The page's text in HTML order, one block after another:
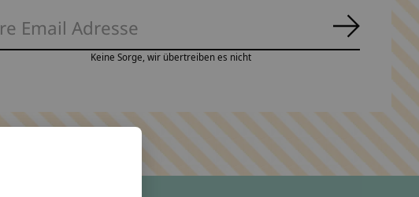
Keine Sorge, wir übertreiben es nicht